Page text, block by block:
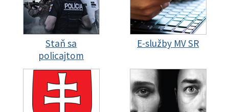
Staň sa
policajtom
E-služby MV SR